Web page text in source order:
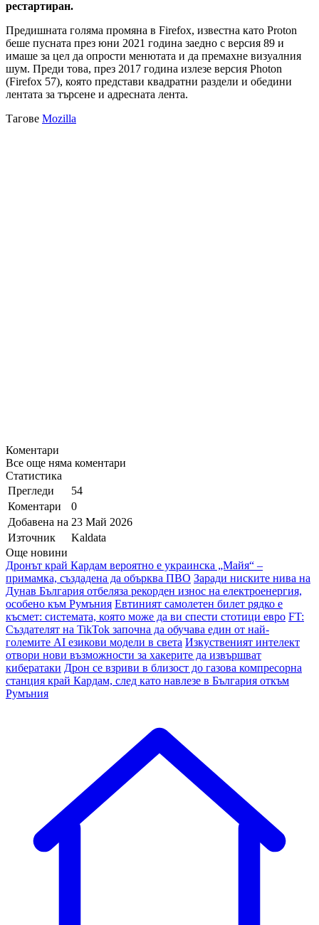
рестартиран.
Предишната голяма промяна в Firefox, известна като Proton
беше пусната през юни 2021 година заедно с версия 89 и
имаше за цел да опрости менютата и да премахне визуалния
шум. Преди това, през 2017 година излезе версия Photon
(Firefox 57), която представи квадратни раздели и обедини
лентата за търсене и адресната лента.
Тагове Mozilla
Коментари
Все още няма коментари
Статистика
Прегледи
54
Коментари
0
Добавена на 23 Май 2026
Източник
Kaldata
Още новини
Дронът край Кардам вероятно е украинска „Майя“ –
примамка, създадена да обърква ПВО Заради ниските нива на
Дунав България отбеляза рекорден износ на електроенергия,
особено към Румъния Евтиният самолетен билет рядко е
късмет: системата, която може да ви спести стотици евро FT:
Създателят на TikTok започна да обучава един от най-
големите AI езикови модели в света Изкуственият интелект
отвори нови възможности за хакерите да извършват
кибератаки Дрон се взриви в близост до газова компресорна
станция край Кардам, след като навлезе в България откъм
Румъния